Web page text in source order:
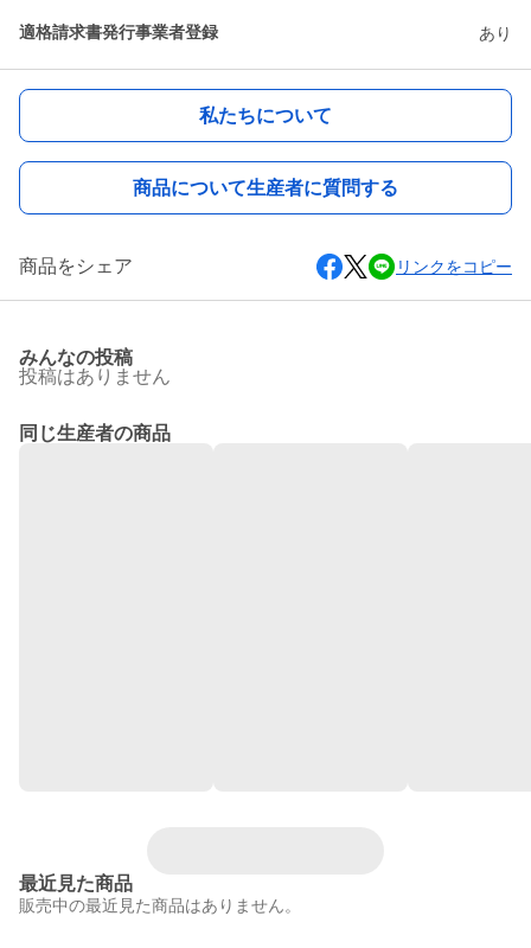
適格請求書発行事業者登録 あり
私たちについて
商品について生産者に質問する
商品をシェア リンクをコピー
みんなの投稿
投稿はありません
同じ生産者の商品
最近見た商品
販売中の最近見た商品はありません。